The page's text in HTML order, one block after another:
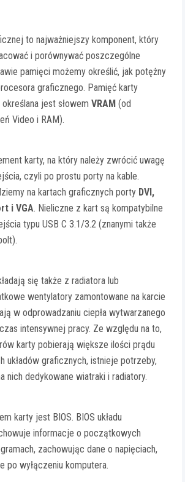
to najważniejszy komponent, który
i porównywać poszczególne
pamięci możemy określić, jak potężny
graficznego. Pamięć karty
jest słowem VRAM (od
Video i RAM).
karty, na który należy zwrócić uwagę
czyli po prostu porty na kable.
na kartach graficznych porty DVI,
i VGA. Nieliczne z kart są kompatybilne
typu USB C 3.1/3.2 (znanymi także
się także z radiatora lub
wentylatory zamontowane na karcie
w odprowadzaniu ciepła wytwarzanego
intensywnej pracy. Ze względu na to,
karty pobierają większe ilości prądu
układów graficznych, istnieje potrzeby,
nich dedykowane wiatraki i radiatory.
karty jest BIOS. BIOS układu
informacje o początkowych
zachowując dane o napięciach,
po wyłączeniu komputera.